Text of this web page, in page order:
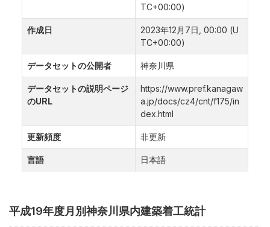
平成19年度月別神奈川県内建築着工統計
TC+00:00)
作成日
2023年12月7日, 00:00 (U
TC+00:00)
データセットの公開者 神奈川県
データセットの説明ページ
のURL
https://www.pref.kanagaw
a.jp/docs/cz4/cnt/f175/in
dex.html
更新頻度 非更新
言語 日本語